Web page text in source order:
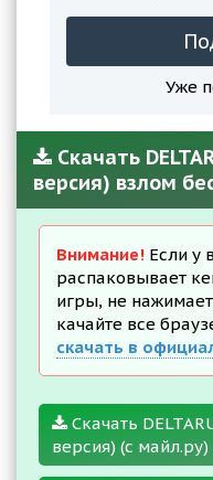
Уже
Скачать
версия) взлом
Внимание! Если у
распаковывает
игры, не
качайте все
скачать в
Скачать
версия) (с майл.ру)